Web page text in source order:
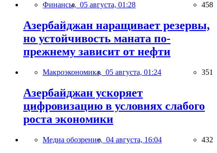
Финансы, 05 августа, 01:28 458
Азербайджан наращивает резервы,
но устойчивость маната по-
прежнему зависит от нефти
Макроэкономика, 05 августа, 01:24 351
Азербайджан ускоряет
цифровизацию в условиях слабого
роста экономики
Медиа обозрение, 04 августа, 16:04 432